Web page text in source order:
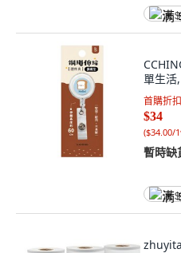
满
單生活
首購折
$34
($34.00/
暫時缺
满